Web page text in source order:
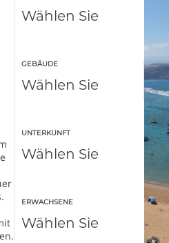
GEBÄUDE
UNTERKUNFT
ERWACHSENE